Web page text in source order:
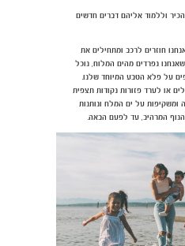
וללמוד אליהם דברים חדשים
חוזרים לרכב ומתחילים את
נפרדים מהים המלוח, נוכל
על פלא הטבע המיוחד שלנו.
או לערד פזורות נקודות תצפית
ומשקיפות על ים המלח ונותנות
המרהיב, עד לפעם הבאה.